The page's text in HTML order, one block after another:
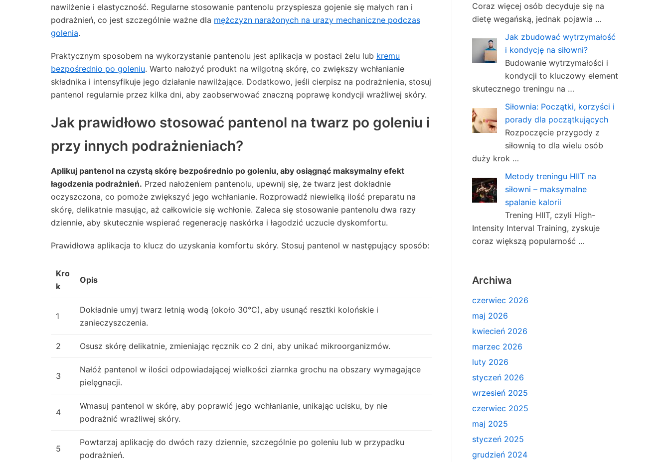
nawilżenie i elastyczność. Regularne stosowanie pantenolu przyspiesza gojenie się małych ran i
podrażnień, co jest szczególnie ważne dla mężczyzn narażonych na urazy mechaniczne podczas
golenia.
Praktycznym sposobem na wykorzystanie pantenolu jest aplikacja w postaci żelu lub kremu
bezpośrednio po goleniu. Warto nałożyć produkt na wilgotną skórę, co zwiększy wchłanianie
składnika i intensyfikuje jego działanie nawilżające. Dodatkowo, jeśli cierpisz na podrażnienia, stosuj
pantenol regularnie przez kilka dni, aby zaobserwować znaczną poprawę kondycji wrażliwej skóry.
Jak prawidłowo stosować pantenol na twarz po goleniu i
przy innych podrażnieniach?
Aplikuj pantenol na czystą skórę bezpośrednio po goleniu, aby osiągnąć maksymalny efekt
łagodzenia podrażnień. Przed nałożeniem pantenolu, upewnij się, że twarz jest dokładnie
oczyszczona, co pomoże zwiększyć jego wchłanianie. Rozprowadź niewielką ilość preparatu na
skórę, delikatnie masując, aż całkowicie się wchłonie. Zaleca się stosowanie pantenolu dwa razy
dziennie, aby skutecznie wspierać regenerację naskórka i łagodzić uczucie dyskomfortu.
Prawidłowa aplikacja to klucz do uzyskania komfortu skóry. Stosuj pantenol w następujący sposób:
Kro
k
Opis
1
Dokładnie umyj twarz letnią wodą (około 30°C), aby usunąć resztki kolońskie i
zanieczyszczenia.
2 Osusz skórę delikatnie, zmieniając ręcznik co 2 dni, aby unikać mikroorganizmów.
3
Nałóż pantenol w ilości odpowiadającej wielkości ziarnka grochu na obszary wymagające
pielęgnacji.
4
Wmasuj pantenol w skórę, aby poprawić jego wchłanianie, unikając ucisku, by nie
podrażnić wrażliwej skóry.
5
Powtarzaj aplikację do dwóch razy dziennie, szczególnie po goleniu lub w przypadku
podrażnień.
Coraz więcej osób decyduje się na
dietę wegańską, jednak pojawia …
Jak zbudować wytrzymałość
i kondycję na siłowni?
Budowanie wytrzymałości i
kondycji to kluczowy element
skutecznego treningu na …
Siłownia: Początki, korzyści i
porady dla początkujących
Rozpoczęcie przygody z
siłownią to dla wielu osób
duży krok …
Metody treningu HIIT na
siłowni – maksymalne
spalanie kalorii
Trening HIIT, czyli High-
Intensity Interval Training, zyskuje
coraz większą popularność …
Archiwa
czerwiec 2026
maj 2026
kwiecień 2026
marzec 2026
luty 2026
styczeń 2026
wrzesień 2025
czerwiec 2025
maj 2025
styczeń 2025
grudzień 2024